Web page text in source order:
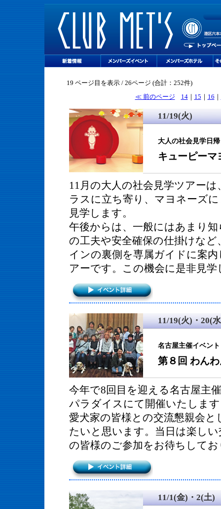
19 ページ目を表示 / 26ページ (合計：252件)
≪ 前のページ
14｜ 15 ｜ 16 ｜
11/19(火)
大人の社会見学日
キューピーマ
11月の大人の社会見学ツアー
ラスに立ち寄り、マヨネーズ
見学します。
午後からは、一般にはあまり
の工夫や安全確保の仕掛けな
インの裏側を専属ガイドに案
アーです。この機会に是非見
11/19(火)・20(
名古屋主催イベント
第８回 わん
今年で8回目を迎える名古屋主
パラダイスにて開催いたしま
愛犬家の皆様との交流懇親会
たいと思います。当日は楽し
の皆様のご参加をお待ちして
11/1(金)・2(土)